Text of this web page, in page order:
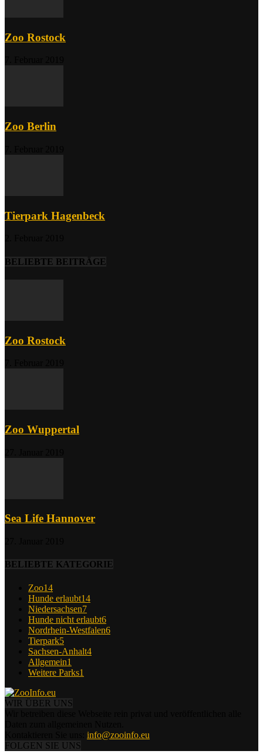
Zoo Rostock
Zoo Berlin
Tierpark Hagenbeck
BELIEBTE BEITRÄGE
Zoo Rostock
Zoo Wuppertal
Sea Life Hannover
BELIEBTE KATEGORIE
Zoo14
Hunde erlaubt14
Niedersachsen7
Hunde nicht erlaubt6
Nordrhein-Westfalen6
Tierpark5
Sachsen-Anhalt4
Allgemein1
Weitere Parks1
WIR ÜBER UNS
info@zooinfo.eu
FOLGEN SIE UNS